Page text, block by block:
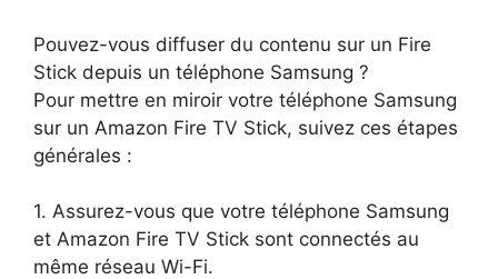
Pouvez-vous diffuser du contenu sur un Fire
Stick depuis un téléphone Samsung ?
Pour mettre en miroir votre téléphone Samsung
sur un Amazon Fire TV Stick, suivez ces étapes
générales :
1. Assurez-vous que votre téléphone Samsung
et Amazon Fire TV Stick sont connectés au
même réseau Wi-Fi.